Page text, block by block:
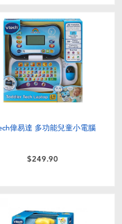
偉易達 多功能兒童小電腦
$249.90